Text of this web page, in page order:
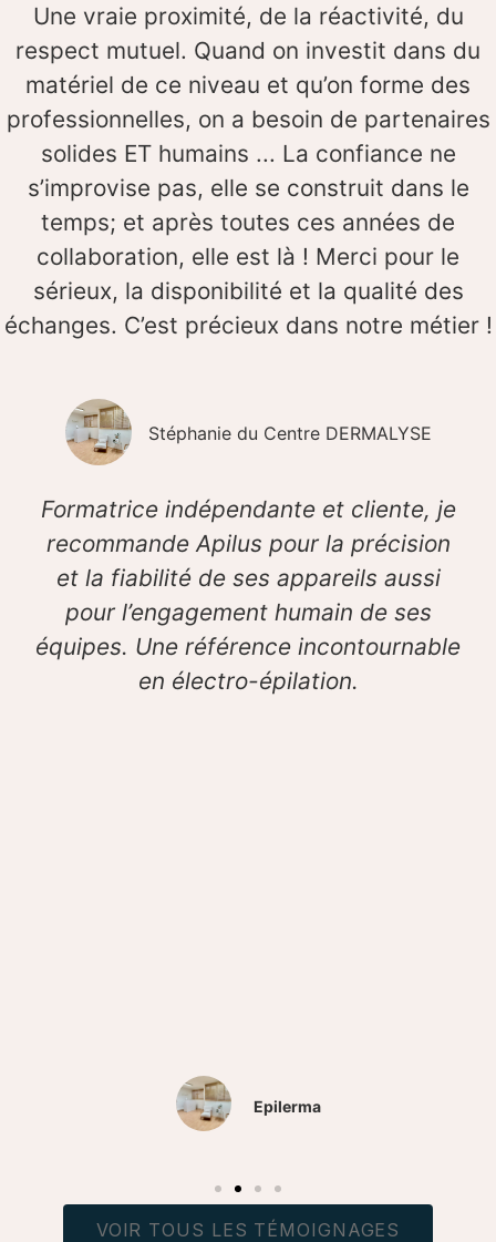
Une vraie proximité, de la réactivité, du
respect mutuel. Quand on investit dans du
matériel de ce niveau et qu’on forme des
professionnelles, on a besoin de partenaires
solides ET humains ... La confiance ne
s’improvise pas, elle se construit dans le
temps; et après toutes ces années de
collaboration, elle est là ! Merci pour le
sérieux, la disponibilité et la qualité des
échanges. C’est précieux dans notre métier !
Stéphanie du Centre DERMALYSE
Formatrice indépendante et cliente, je
recommande Apilus pour la précision
et la fiabilité de ses appareils aussi
pour l’engagement humain de ses
équipes. Une référence incontournable
en électro-épilation.
Epilerma
VOIR TOUS LES TÉMOIGNAGES